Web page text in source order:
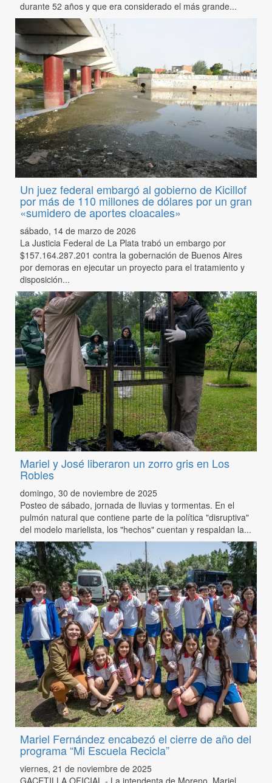
durante 52 años y que era considerado el más grande...
Un juez federal embargó al gobierno de Kicillof
por más de 110 millones de dólares por un gran
«sumidero de aportes cloacales»
sábado, 14 de marzo de 2026
La Justicia Federal de La Plata trabó un embargo por
$157.164.287.201 contra la gobernación de Buenos Aires
por demoras en ejecutar un proyecto para el tratamiento y
disposición...
Mariel y José liberaron un zorro gris en Los
Robles
domingo, 30 de noviembre de 2025
Posteo de sábado, jornada de lluvias y tormentas. En el
pulmón natural que contiene parte de la política "disruptiva"
del modelo marielista, los "hechos" cuentan y respaldan la...
Mariel Fernández encabezó el cierre de año del
programa “Mi Escuela Recicla”
viernes, 21 de noviembre de 2025